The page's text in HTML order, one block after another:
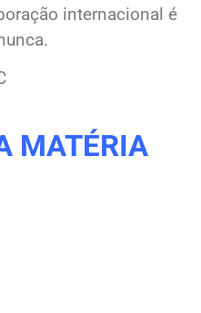
internacional é
MATÉRIA